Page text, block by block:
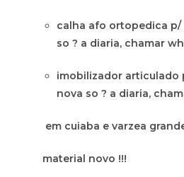
calha afo ortopedica p/
so ? a diaria, chamar
imobilizador articulado
nova so ? a diaria,
em cuiaba e varzea
material novo !!!